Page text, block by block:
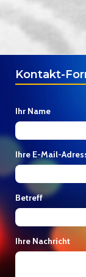
Kontakt-
Ihr Name
Ihre E-Mail-
Betreff
Ihre Nachricht